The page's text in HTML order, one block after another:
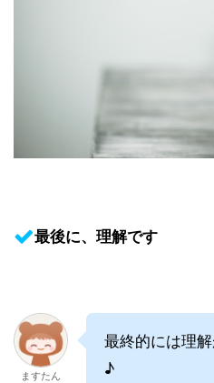
最後に、理解です
ますたん
最終的には理
♪